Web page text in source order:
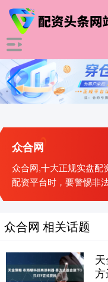
众合网
众合网,十大正规实盘
配资平台时，要警惕非
众合网 相关话题